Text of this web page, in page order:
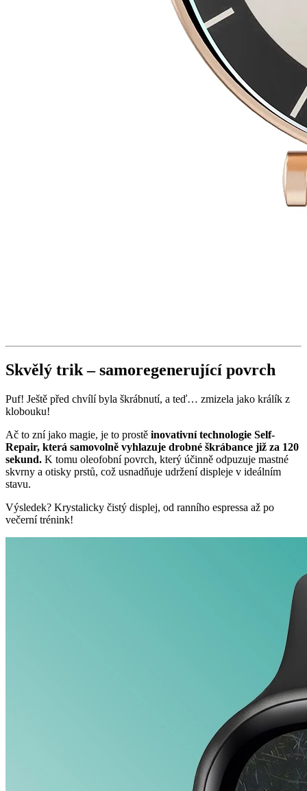
Skvělý trik – samoregenerující povrch
Puf! Ještě před chvílí byla škrábnutí, a teď… zmizela jako králík z
klobouku!
Ač to zní jako magie, je to prostě inovativní technologie Self-
Repair, která samovolně vyhlazuje drobné škrábance již za 120
sekund. K tomu oleofobní povrch, který účinně odpuzuje mastné
skvrny a otisky prstů, což usnadňuje udržení displeje v ideálním
stavu.
Výsledek? Krystalicky čistý displej, od ranního espressa až po
večerní trénink!